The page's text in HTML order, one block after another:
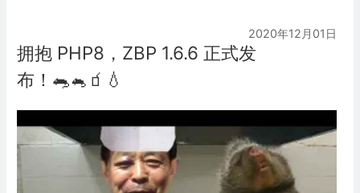
2020年12月01日
拥抱 PHP8，ZBP 1.6.6 正式发
布！🐀🐁🧃💧